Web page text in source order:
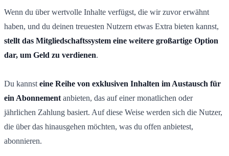
Wenn du über wertvolle Inhalte verfügst, die wir zuvor erwähnt
haben, und du deinen treuesten Nutzern etwas Extra bieten kannst,
stellt das Mitgliedschaftssystem eine weitere großartige Option
dar, um Geld zu verdienen.
Du kannst eine Reihe von exklusiven Inhalten im Austausch für
ein Abonnement anbieten, das auf einer monatlichen oder
jährlichen Zahlung basiert. Auf diese Weise werden sich die Nutzer,
die über das hinausgehen möchten, was du offen anbietest,
abonnieren.